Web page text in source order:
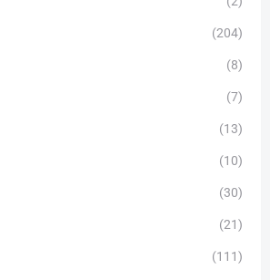
(204)
(8)
(7)
(13)
(10)
(30)
(21)
(111)